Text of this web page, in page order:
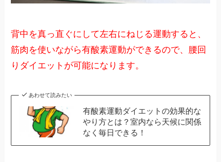
背中を真っ直ぐにして左右にねじる運動すると、
筋肉を使いながら有酸素運動ができるので、腰回
りダイエットが可能になります。
あわせて読みたい
有酸素運動ダイエットの効果的な
やり方とは？室内なら天候に関係
なく毎日できる！